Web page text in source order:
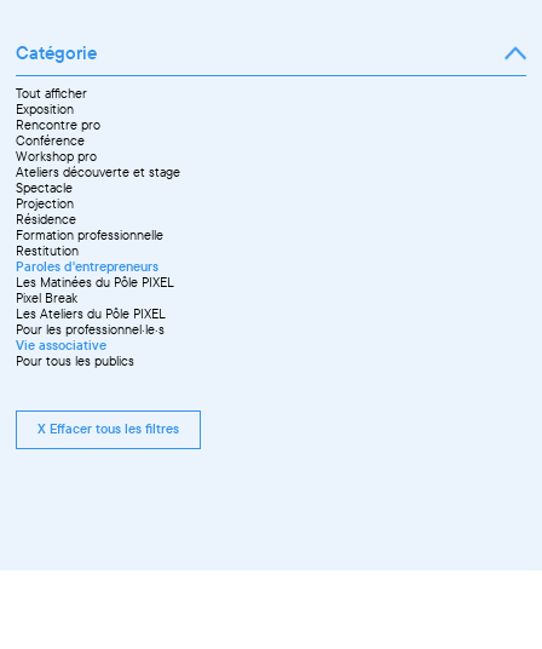
Catégorie
Tout afficher
Exposition
Rencontre pro
Conférence
Workshop pro
Ateliers découverte et stage
Spectacle
Projection
Résidence
Formation professionnelle
Restitution
Paroles d'entrepreneurs
Les Matinées du Pôle PIXEL
Pixel Break
Les Ateliers du Pôle PIXEL
Pour les professionnel·le·s
Vie associative
Pour tous les publics
X Effacer tous les filtres